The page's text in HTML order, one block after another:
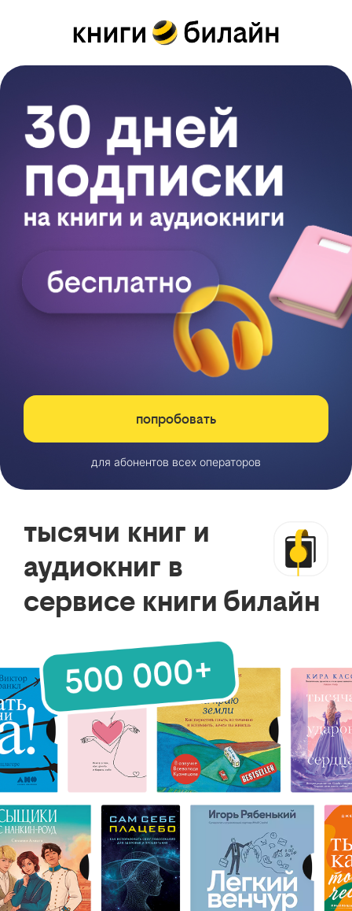
попробовать
для абонентов всех операторов
тысячи книг и
аудиокниг в
сервисе книги билайн